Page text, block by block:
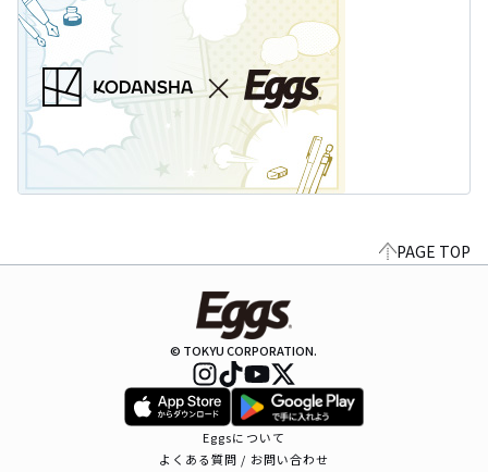
PAGE TOP
© TOKYU CORPORATION.
Eggsについて
よくある質問 / お問い合わせ